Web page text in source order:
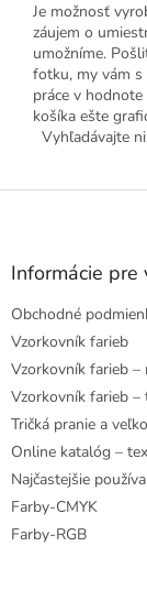
Je možnosť
záujem o
umožníme.
fotku, my vám s
práce v
košíka ešte
Vyhľadávajte
Z
Informácie pre
Obchodné
Vzorkovník farieb
Vzorkovník farieb –
Vzorkovník farieb
Tričká pranie a
Online katalóg –
Najčastejšie
Farby-CMYK
Farby-RGB